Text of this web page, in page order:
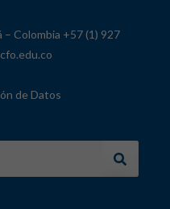
Colombia +57 (1) 927
de Datos